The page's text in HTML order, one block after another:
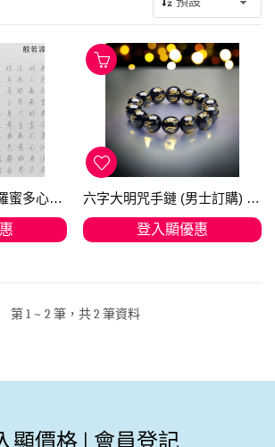
【香港繁體般若波羅蜜多心經臨摹本字帖】25張包郵 [KTO] 產品均享有 免費送貨，選用香港郵政嘅iPostal Kiosk自取點。 六字大明咒手鏈 (男士訂購) 星期二下午3點截單星期四發貨
登入顯優惠
第 1 ~ 2 筆，共 2 筆資料
顯價格 | 會員登記